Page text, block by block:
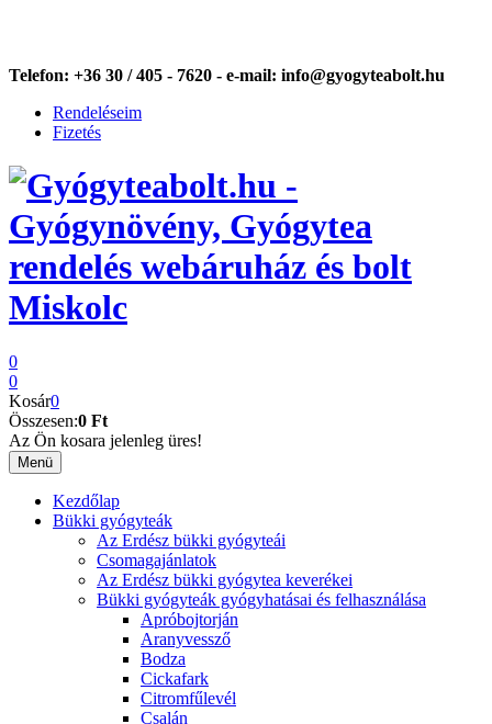
Telefon: +36 30 / 405 - 7620 - e-mail: info@gyogyteabolt.hu
Rendeléseim
Fizetés
0
0
Kosár0
Összesen:0 Ft
Az Ön kosara jelenleg üres!
Menü
Kezdőlap
Bükki gyógyteák
Az Erdész bükki gyógyteái
Csomagajánlatok
Az Erdész bükki gyógytea keverékei
Bükki gyógyteák gyógyhatásai és felhasználása
Apróbojtorján
Aranyvessző
Bodza
Cickafark
Citromfűlevél
Csalán